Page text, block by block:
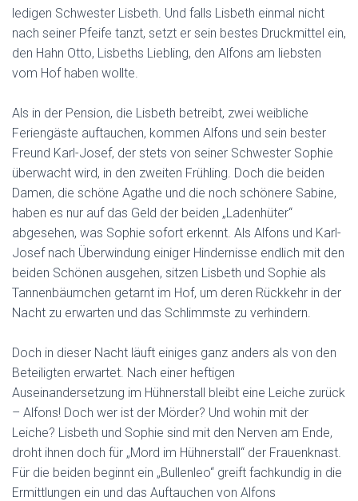
ledigen Schwester Lisbeth. Und falls Lisbeth einmal nicht
nach seiner Pfeife tanzt, setzt er sein bestes Druckmittel ein,
den Hahn Otto, Lisbeths Liebling, den Alfons am liebsten
vom Hof haben wollte.
Als in der Pension, die Lisbeth betreibt, zwei weibliche
Feriengäste auftauchen, kommen Alfons und sein bester
Freund Karl-Josef, der stets von seiner Schwester Sophie
überwacht wird, in den zweiten Frühling. Doch die beiden
Damen, die schöne Agathe und die noch schönere Sabine,
haben es nur auf das Geld der beiden „Ladenhüter“
abgesehen, was Sophie sofort erkennt. Als Alfons und Karl-
Josef nach Überwindung einiger Hindernisse endlich mit den
beiden Schönen ausgehen, sitzen Lisbeth und Sophie als
Tannenbäumchen getarnt im Hof, um deren Rückkehr in der
Nacht zu erwarten und das Schlimmste zu verhindern.
Doch in dieser Nacht läuft einiges ganz anders als von den
Beteiligten erwartet. Nach einer heftigen
Auseinandersetzung im Hühnerstall bleibt eine Leiche zurück
– Alfons! Doch wer ist der Mörder? Und wohin mit der
Leiche? Lisbeth und Sophie sind mit den Nerven am Ende,
droht ihnen doch für „Mord im Hühnerstall“ der Frauenknast.
Für die beiden beginnt ein „Bullenleo“ greift fachkundig in die
Ermittlungen ein und das Auftauchen von Alfons